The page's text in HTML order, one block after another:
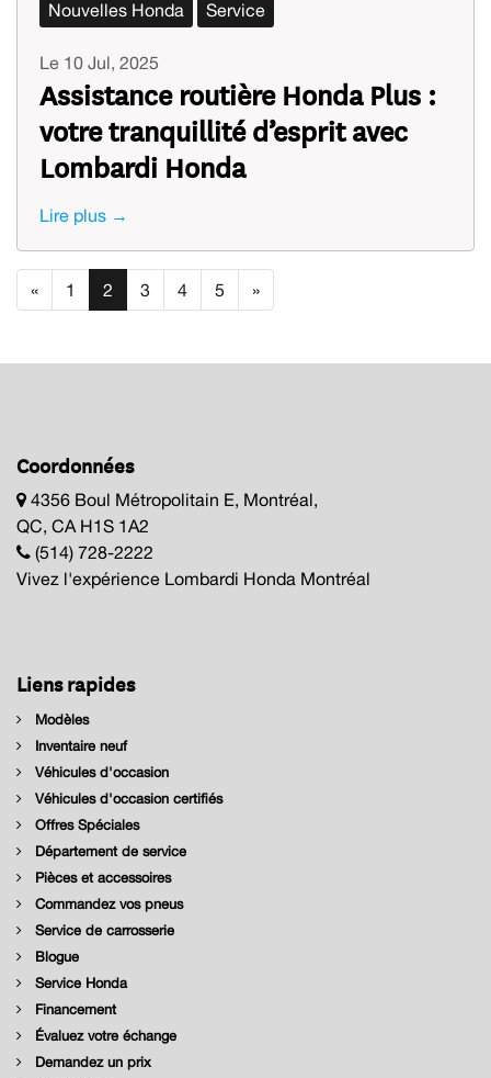
Nouvelles Honda Service
Le 10 Jul, 2025
Assistance routière Honda Plus :
votre tranquillité d’esprit avec
Lombardi Honda
Lire plus →
« 1 2 3 4 5 »
Coordonnées
4356 Boul Métropolitain E, Montréal,
QC, CA H1S 1A2
(514) 728-2222
Vivez l'expérience Lombardi Honda Montréal
Liens rapides
Modèles
Inventaire neuf
Véhicules d'occasion
Véhicules d'occasion certifiés
Offres Spéciales
Département de service
Pièces et accessoires
Commandez vos pneus
Service de carrosserie
Blogue
Service Honda
Financement
Évaluez votre échange
Demandez un prix